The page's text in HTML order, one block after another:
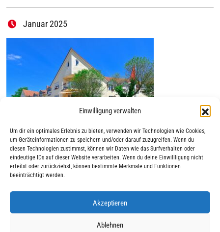
Einwilligung verwalten
Um dir ein optimales Erlebnis zu bieten, verwenden wir Technologien wie Cookies,
um Geräteinformationen zu speichern und/oder darauf zuzugreifen. Wenn du
diesen Technologien zustimmst, können wir Daten wie das Surfverhalten oder
eindeutige IDs auf dieser Website verarbeiten. Wenn du deine Einwillligung nicht
erteilst oder zurückziehst, können bestimmte Merkmale und Funktionen
beeinträchtigt werden.
Akzeptieren
Ablehnen
Januar 2025
| © 2025 AWO Ausbildung